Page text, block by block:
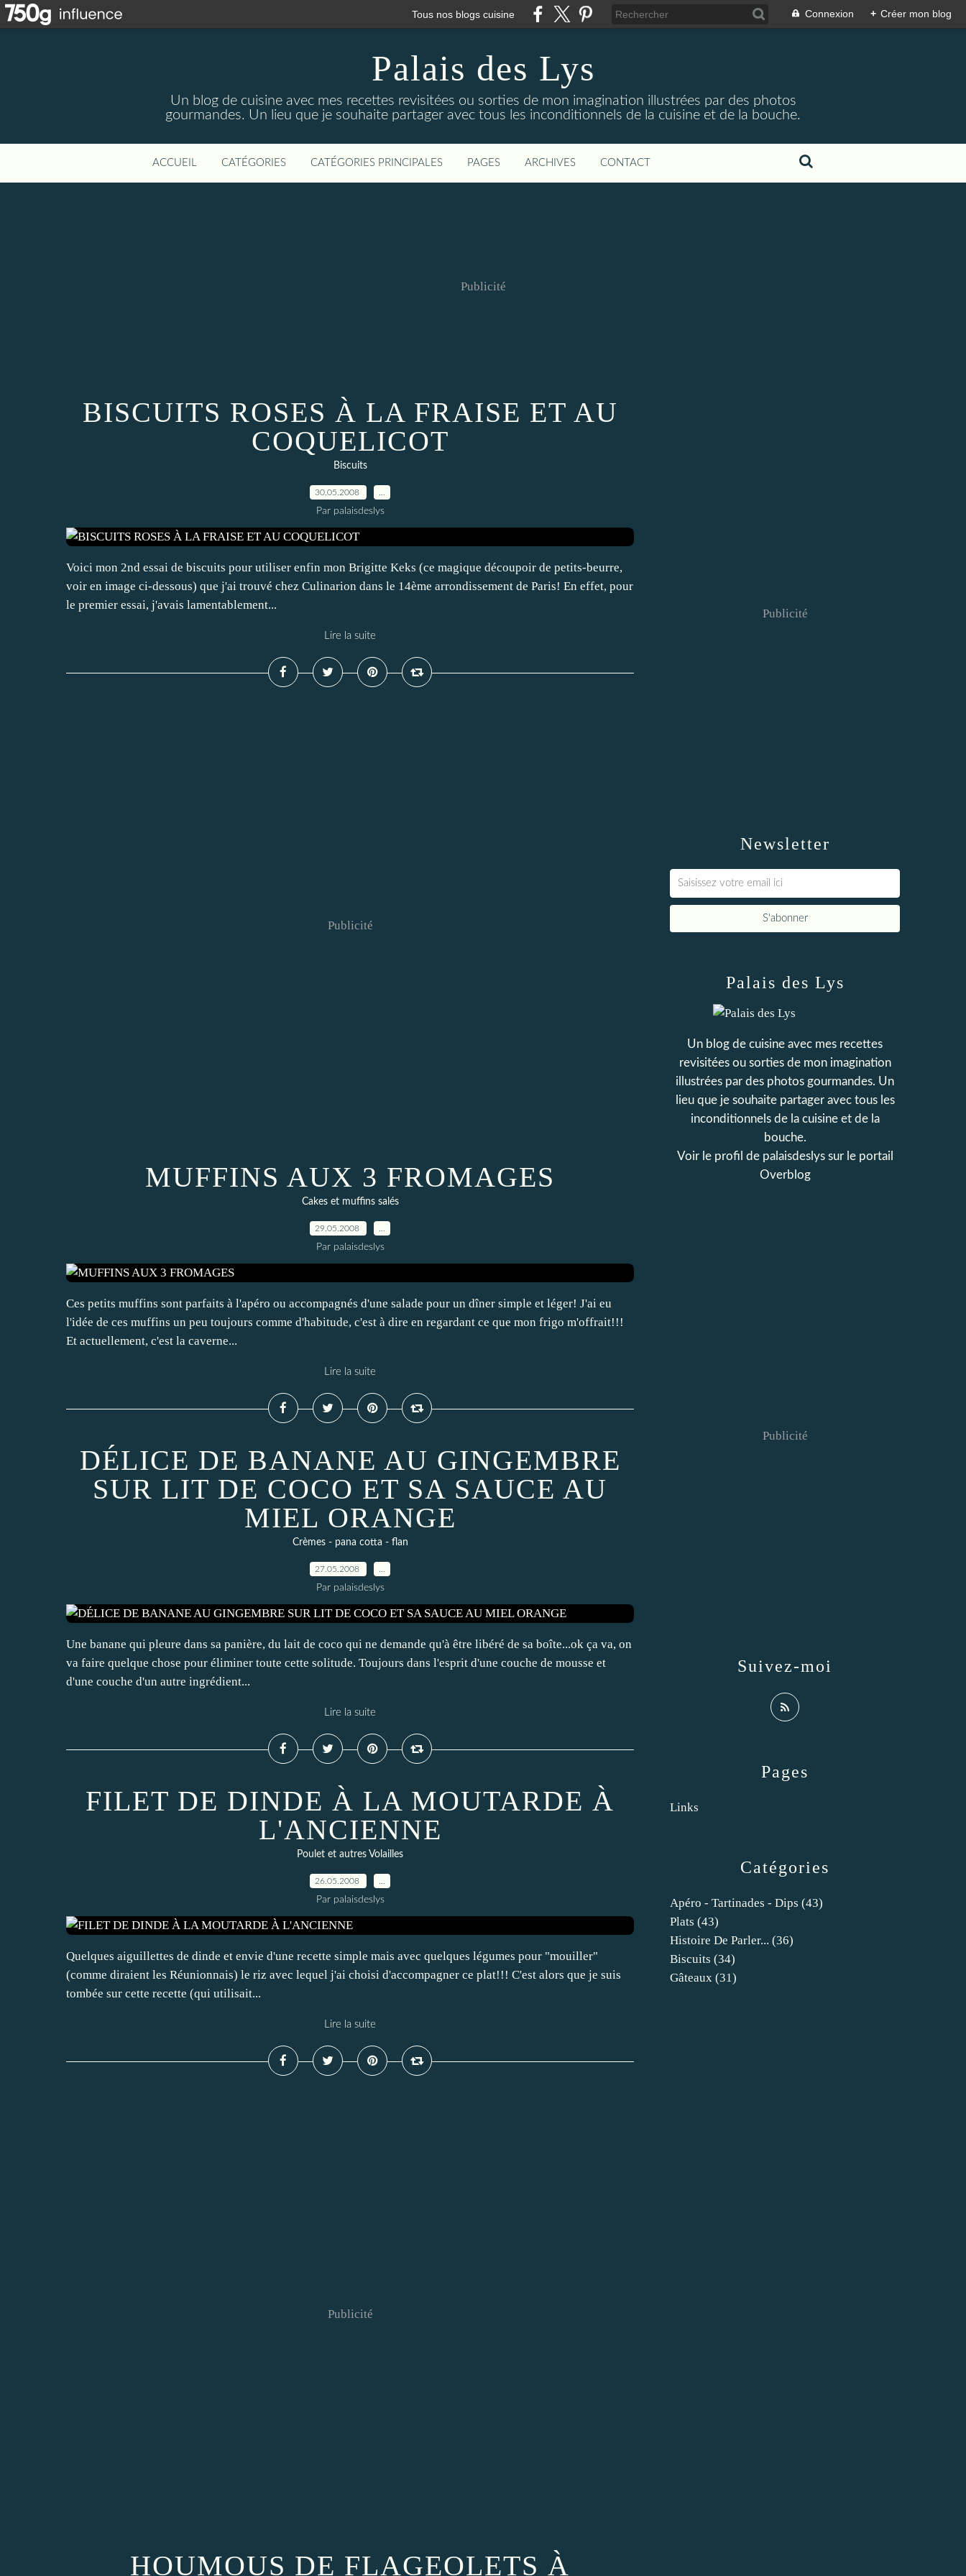
Tous nos blogs cuisine Connexion + Créer mon blog
Palais des Lys
Un blog de cuisine avec mes recettes revisitées ou sorties de mon imagination illustrées par des photos
gourmandes. Un lieu que je souhaite partager avec tous les inconditionnels de la cuisine et de la bouche.
ACCUEIL CATÉGORIES CATÉGORIES PRINCIPALES PAGES ARCHIVES CONTACT
Publicité
BISCUITS ROSES À LA FRAISE ET AU
COQUELICOT
Biscuits
30.05.2008
Par palaisdeslys
Voici mon 2nd essai de biscuits pour utiliser enfin mon Brigitte Keks (ce magique découpoir de petits-beurre,
voir en image ci-dessous) que j'ai trouvé chez Culinarion dans le 14ème arrondissement de Paris! En effet, pour
le premier essai, j'avais lamentablement...
Lire la suite
Publicité
MUFFINS AUX 3 FROMAGES
Cakes et muffins salés
29.05.2008
Par palaisdeslys
Ces petits muffins sont parfaits à l'apéro ou accompagnés d'une salade pour un dîner simple et léger! J'ai eu
l'idée de ces muffins un peu toujours comme d'habitude, c'est à dire en regardant ce que mon frigo m'offrait!!!
Et actuellement, c'est la caverne...
Lire la suite
DÉLICE DE BANANE AU GINGEMBRE
SUR LIT DE COCO ET SA SAUCE AU
MIEL ORANGE
Crèmes - pana cotta - flan
27.05.2008
Par palaisdeslys
Une banane qui pleure dans sa panière, du lait de coco qui ne demande qu'à être libéré de sa boîte...ok ça va, on
va faire quelque chose pour éliminer toute cette solitude. Toujours dans l'esprit d'une couche de mousse et
d'une couche d'un autre ingrédient...
Lire la suite
FILET DE DINDE À LA MOUTARDE À
L'ANCIENNE
Poulet et autres Volailles
26.05.2008
Par palaisdeslys
Quelques aiguillettes de dinde et envie d'une recette simple mais avec quelques légumes pour "mouiller"
(comme diraient les Réunionnais) le riz avec lequel j'ai choisi d'accompagner ce plat!!! C'est alors que je suis
tombée sur cette recette (qui utilisait...
Lire la suite
Publicité
HOUMOUS DE FLAGEOLETS À
Newsletter
Publicité
Catégories
Apéro - Tartinades - Dips (43)
Plats (43)
Histoire De Parler... (36)
Biscuits (34)
Gâteaux (31)
Pages
Links
Palais des Lys
Un blog de cuisine avec mes recettes
revisitées ou sorties de mon imagination
illustrées par des photos gourmandes. Un
lieu que je souhaite partager avec tous les
inconditionnels de la cuisine et de la
bouche.
Voir le profil de palaisdeslyssur le portail
Overblog
Suivez-moi
Publicité